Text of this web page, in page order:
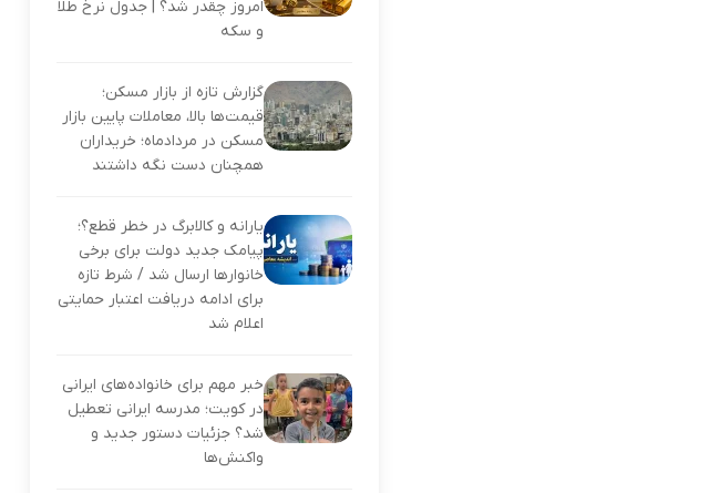
امروز چقدر شد؟ | جدول نرخ طلا
و سکه
گزارش تازه از بازار مسکن؛
قیمت‌ها بالا، معاملات پایین بازار
مسکن در مردادماه؛ خریداران
همچنان دست نگه داشتند
یارانه و کالابرگ در خطر قطع؟؛
پیامک جدید دولت برای برخی
خانوارها ارسال شد / شرط تازه
برای ادامه دریافت اعتبار حمایتی
اعلام شد
خبر مهم برای خانواده‌های ایرانی
در کویت؛ مدرسه ایرانی تعطیل
شد؟ جزئیات دستور جدید و
واکنش‌ها